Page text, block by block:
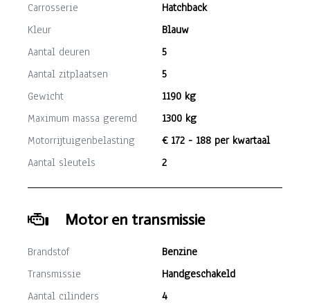
Carrosserie
Hatchback
Kleur
Blauw
Aantal deuren
5
Aantal zitplaatsen
5
Gewicht
1190 kg
Maximum massa geremd
1300 kg
Motorrijtuigenbelasting
€ 172 - 188 per kwartaal
Aantal sleutels
2
Motor en transmissie
Brandstof
Benzine
Transmissie
Handgeschakeld
Aantal cilinders
4